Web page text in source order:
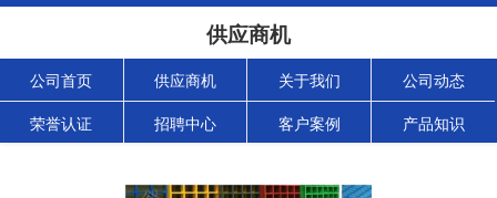
供应商机
公司首页 供应商机 关于我们 公司动态
荣誉认证 招聘中心 客户案例 产品知识